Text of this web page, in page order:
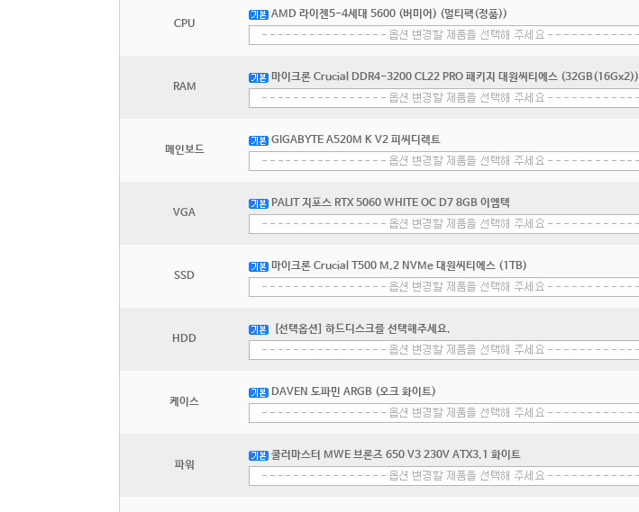
CPU
AMD 라이젠5-4세대 5600 (버미어) (멀티팩(정품))
RAM
마이크론 Crucial DDR4-3200 CL22 PRO 패키지 대원씨티에스 (32GB(16Gx2))
메인보드
GIGABYTE A520M K V2 피씨디렉트
VGA
PALIT 지포스 RTX 5060 WHITE OC D7 8GB 이엠텍
SSD
마이크론 Crucial T500 M.2 NVMe 대원씨티에스 (1TB)
HDD
[선택옵션] 하드디스크를 선택해주세요.
케이스
DAVEN 도파민 ARGB (오크 화이트)
파워
쿨러마스터 MWE 브론즈 650 V3 230V ATX3.1 화이트